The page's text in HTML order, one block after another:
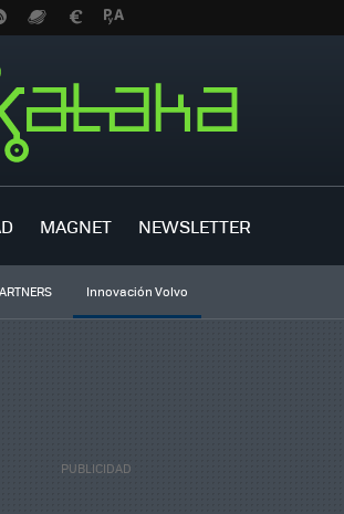
MAGNET NEWSLETTER
Innovación Volvo